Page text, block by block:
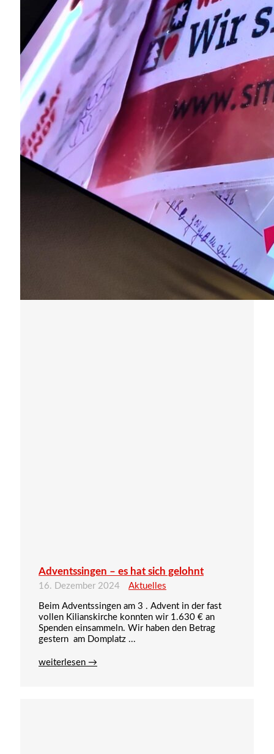
Adventssingen – es hat sich gelohnt
16. Dezember 2024 Aktuelles
Beim Adventssingen am 3 . Advent in der fast
vollen Kilianskirche konnten wir 1.630 € an
Spenden einsammeln. Wir haben den Betrag
gestern am Domplatz ...
weiterlesen →